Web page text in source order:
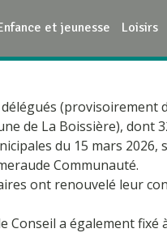
et jeunesse Loisirs
(provisoirement
de La Boissière), dont
du 15 mars 2026,
Communauté.
ont renouvelé leur
Conseil a également fixé